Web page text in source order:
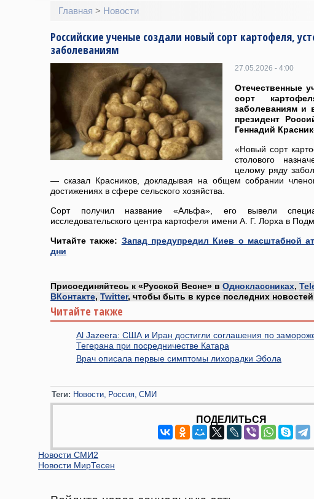
Главная > Новости
Российские ученые создали новый сорт картофеля,
заболеваниям
27.05.2026 - 4:00
Отечественные
сорт
заболеваниям и
президент
Геннадий
«Новый сорт
столового
целому ряду
— сказал Красников, докладывая на общем собрании
достижениях в сфере сельского хозяйства.
Сорт получил название «Альфа», его вывели
исследовательского центра картофеля имени А. Г. Лорха в
Читайте также: Запад предупредил Киев о масштабной
дни
Присоединяйтесь к «Русской Весне» в Одноклассниках,
ВКонтакте, Twitter, чтобы быть в курсе последних
Читайте также
Al Jazeera: США и Иран достигли соглашения по
Тегерана при посредничестве Катара
Врач описала первые симптомы лихорадки Эбола
Теги: Новости Россия СМИ
ПОДЕЛИТЬСЯ
Новости СМИ2
Новости МирТесен